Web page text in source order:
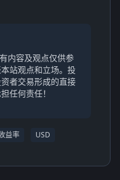
内容及观点仅供参
站观点和立场。投
者交易形成的直接
任何责任！
益率 USD